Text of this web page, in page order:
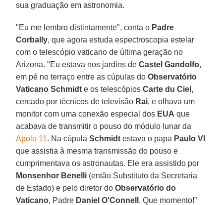
sua graduação em astronomia.
"Eu me lembro distintamente", conta o Padre
Corbally, que agora estuda espectroscopia estelar
com o telescópio vaticano de última geração no
Arizona. "Eu estava nos jardins deCastel Gandolfo,
em pé no terraço entre as cúpulas doObservatório
Vaticano Schmidt e os telescópiosCarte du Ciel ,
cercado por técnicos de televisão Rai, e olhava um
monitor com uma conexão especial dos EUA que
acabava de transmitir o pouso do módulo lunar da
Apolo 11. Na cúpulaSchmidt estava o papa Paulo VI
que assistia à mesma transmissão do pouso e
cumprimentava os astronautas. Ele era assistido por
Monsenhor Benelli (então Substituto da Secretaria
de Estado) e pelo diretor doObservatório do
Vaticano, Padre Daniel O'Connell . Que momento!”